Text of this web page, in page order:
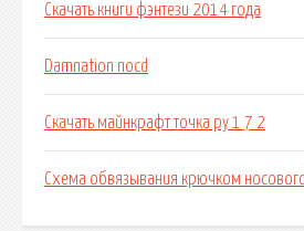
Скачать книги фэнтези 2014 года
Damnation nocd
Скачать майнкрафт точка ру 1 7 2
Схема обвязывания крючком